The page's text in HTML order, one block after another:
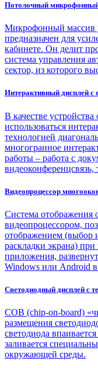
Потолочный
Микрофонный массив
предназначен для
кабинете. Он делит
система управления
сектор, из которого
Интерактивный дисплей с
В качестве
использоваться
технологией
многогранное
работы – работа с
видеоконференцсвязь,
Видеопроцессор
Система отображения
видеопроцессором,
отображением (выбор
раскладки экрана)
приложения,
Windows или Android
Светодиодный дисплей с
COB (chip-on-board)
размещения
светодиода
заливается
окружающей среды.